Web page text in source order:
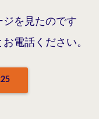
ジを見たのです
電話ください。